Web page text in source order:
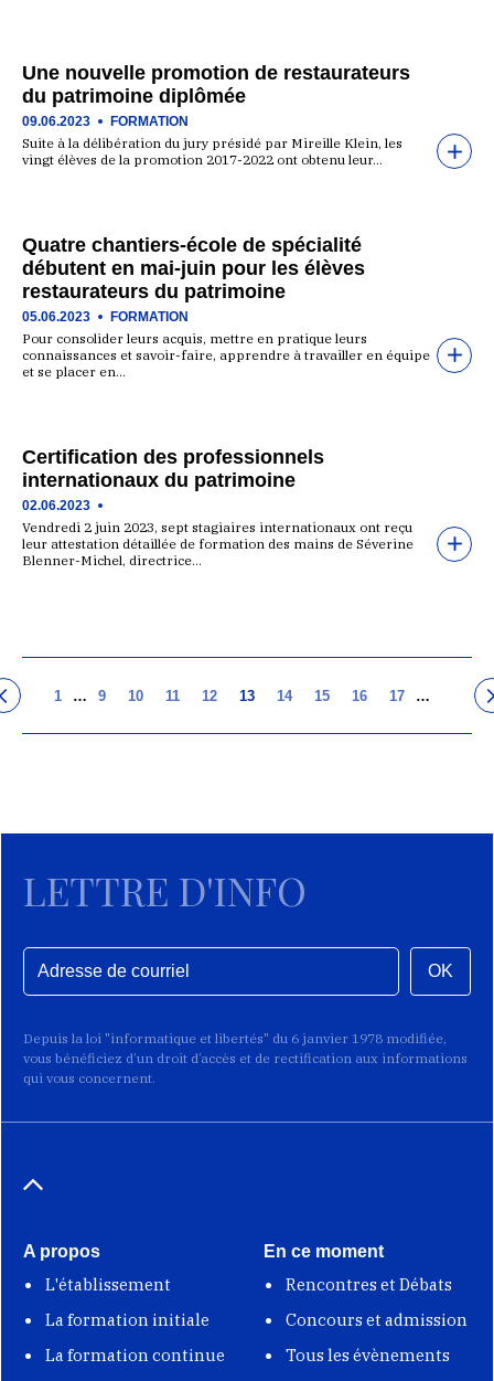
Une nouvelle promotion de restaurateurs
du patrimoine diplômée
09.06.2023 FORMATION
Suite à la délibération du jury présidé par Mireille Klein, les
vingt élèves de la promotion 2017-2022 ont obtenu leur…
Quatre chantiers-école de spécialité
débutent en mai-juin pour les élèves
restaurateurs du patrimoine
05.06.2023 FORMATION
Pour consolider leurs acquis, mettre en pratique leurs
connaissances et savoir-faire, apprendre à travailler en équipe
et se placer en…
Certification des professionnels
internationaux du patrimoine
02.06.2023
Vendredi 2 juin 2023, sept stagiaires internationaux ont reçu
leur attestation détaillée de formation des mains de Séverine
Blenner-Michel, directrice…
1 … 9 10 11 12 13 14 15 16 17 …
LETTRE D'INFO
OK
Depuis la loi "informatique et libertés" du 6 janvier 1978 modifiée,
vous bénéficiez d’un droit d’accès et de rectification aux informations
qui vous concernent.
A propos
L'établissement
La formation initiale
La formation continue
En ce moment
Rencontres et Débats
Concours et admission
Tous les évènements